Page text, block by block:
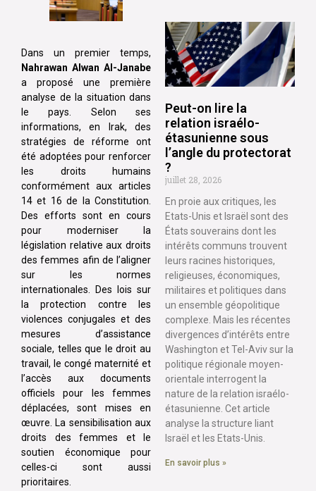
Dans un premier temps,
Nahrawan Alwan Al-Janabe
a proposé une première
analyse de la situation dans
le pays. Selon ses
informations, en Irak, des
stratégies de réforme ont
été adoptées pour renforcer
les droits humains
conformément aux articles
14 et 16 de la Constitution.
Des efforts sont en cours
pour moderniser la
législation relative aux droits
des femmes afin de l’aligner
sur les normes
internationales. Des lois sur
la protection contre les
violences conjugales et des
mesures d’assistance
sociale, telles que le droit au
travail, le congé maternité et
l’accès aux documents
officiels pour les femmes
déplacées, sont mises en
œuvre. La sensibilisation aux
droits des femmes et le
soutien économique pour
celles-ci sont aussi
prioritaires.
Peut-on lire la
relation israélo-
étasunienne sous
l’angle du protectorat
?
juillet 28, 2026
En proie aux critiques, les
Etats-Unis et Israël sont des
États souverains dont les
intérêts communs trouvent
leurs racines historiques,
religieuses, économiques,
militaires et politiques dans
un ensemble géopolitique
complexe. Mais les récentes
divergences d’intérêts entre
Washington et Tel-Aviv sur la
politique régionale moyen-
orientale interrogent la
nature de la relation israélo-
étasunienne. Cet article
analyse la structure liant
Israël et les Etats-Unis.
En savoir plus »